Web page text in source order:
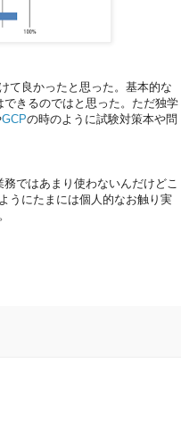
て良かったと思った。基本的な
きるのではと思った。ただ独学
GCPの時のように試験対策本や問
ではあまり使わないんだけどこ
うにたまには個人的なお触り実